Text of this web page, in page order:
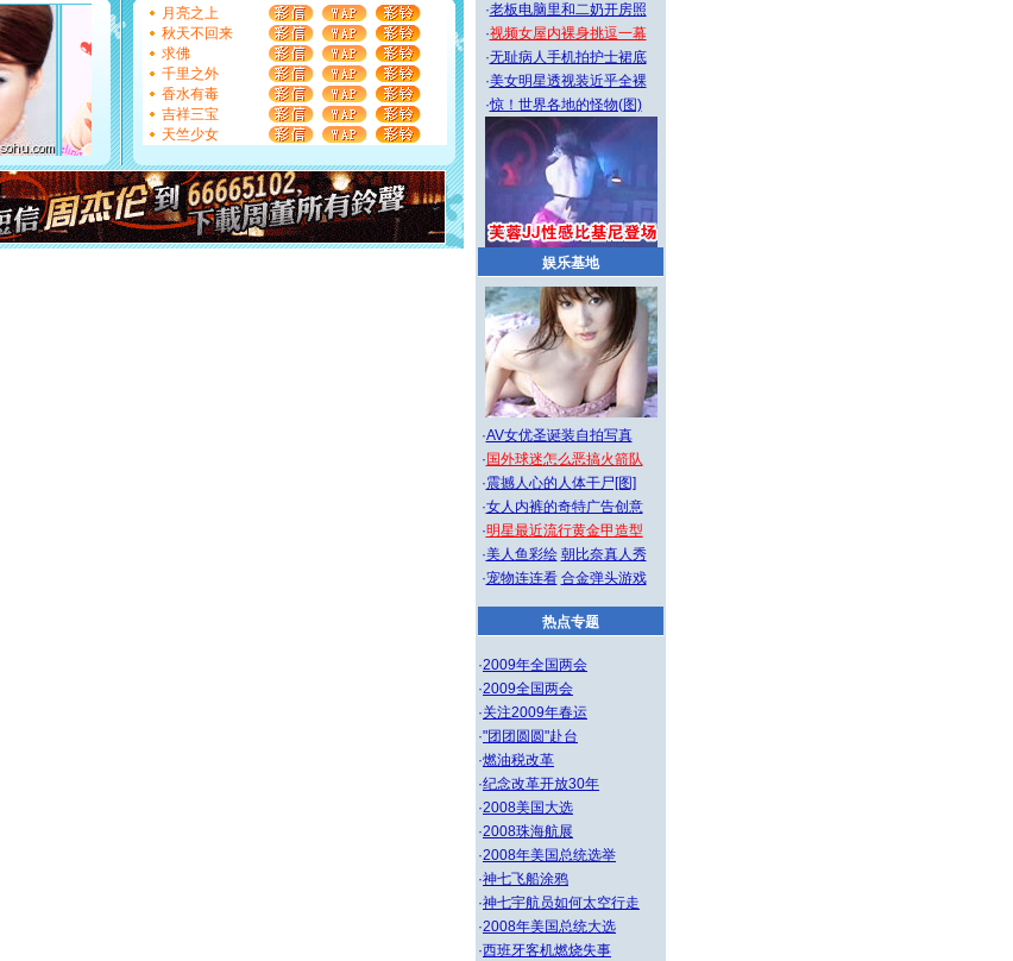
[圣诞节]奉上一颗祝福的心,在这个特别的日子里,愿幸福,
如意,快乐,鲜花,一切美好的祝愿与你同在.圣诞快乐!
[元旦]
看到你我会触电；看不到你我要充电；没有你我会
断电。爱你是我职业，想你是我事业，抱你是我特长，吻
你是我专业！水晶之恋祝你新年快乐
[元旦]
如果上天让我许三个愿望，一是今生今世和你在一
起；二是再生再世和你在一起；三是三生三世和你不再分
离。水晶之恋祝你新年快乐
[元旦]当我狠下心扭头离去那一刻，你在我身后无助地哭
泣，这痛楚让我明白我多么爱你。我转身抱住你：这猪不
卖了。水晶之恋祝你新年快乐。
[春节]风柔雨润好月圆，半岛铁盒伴身边，每日尽显开心
颜！冬去春来似水如烟，劳碌人生需尽欢！听一曲轻歌，
月亮之上
秋天不回来
求佛
千里之外
香水有毒
吉祥三宝
天竺少女
·老板电脑里和二奶开房照
·视频女屋内裸身挑逗一幕
·无耻病人手机拍护士裙底
·美女明星透视装近乎全裸
·惊！世界各地的怪物(图)
娱乐基地
·AV女优圣诞装自拍写真
· 国外球迷怎么恶搞火箭队
·震撼人心的人体干尸[图]
·女人内裤的奇特广告创意
·明星最近流行黄金甲造型
·美人鱼彩绘 朝比奈真人秀
·宠物连连看 合金弹头游戏
热点专题
·2009年全国两会
·2009全国两会
·关注2009年春运
·"团团圆圆"赴台
·燃油税改革
·纪念改革开放30年
·2008美国大选
·2008珠海航展
·2008年美国总统选举
·神七飞船涂鸦
·神七宇航员如何太空行走
·2008年美国总统大选
·西班牙客机燃烧失事